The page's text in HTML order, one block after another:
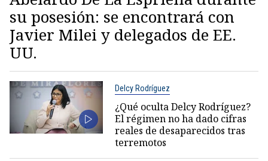
su posesión: se encontrará con
Javier Milei y delegados de EE.
UU.
Delcy Rodríguez
¿Qué oculta Delcy Rodríguez?
El régimen no ha dado cifras
reales de desaparecidos tras
terremotos